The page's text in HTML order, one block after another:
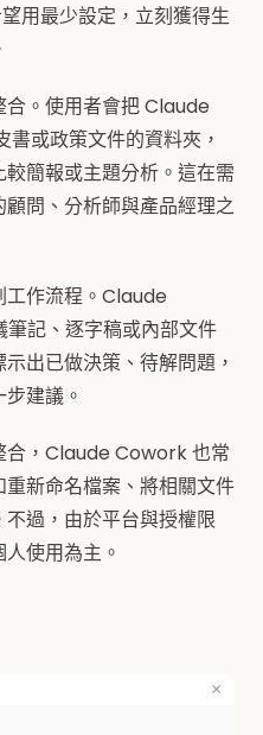
用最少設定，立刻獲得生
合。使用者會把 Claude
或政策文件的資料夾，
簡報或主題分析。這在需
問、分析師與產品經理之
工作流程。Claude
記、逐字稿或內部文件
出已做決策、待解問題，
建議。
合，Claude Cowork 也常
新命名檔案、將相關文件
過，由於平台與授權限
使用為主。